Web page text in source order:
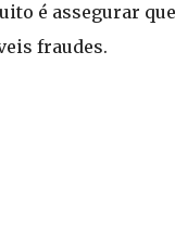
é assegurar
fraudes.